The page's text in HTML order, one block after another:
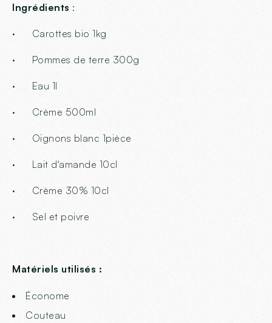
Ingrédients :
· Carottes bio 1kg
· Pommes de terre 300g
· Eau 1l
· Crème 500ml
· Oignons blanc 1pièce
· Lait d'amande 10cl
· Crème 30% 10cl
· Sel et poivre
Matériels utilisés :
Économe
Couteau